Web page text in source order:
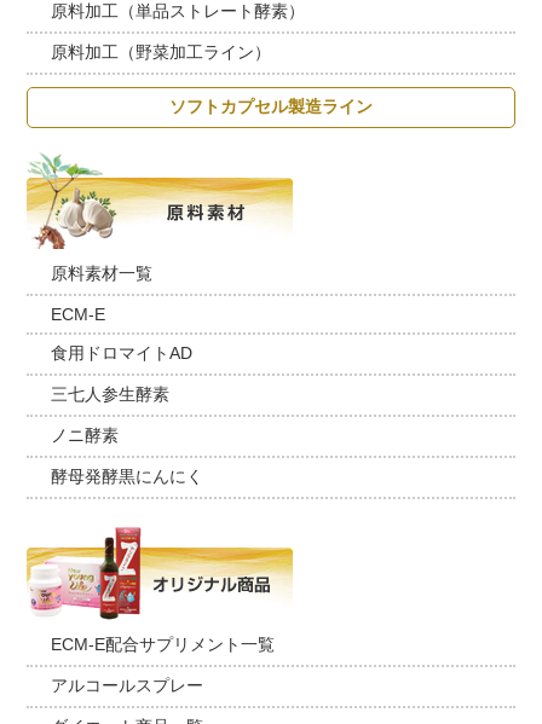
原料加工（単品ストレート酵素）
原料加工（野菜加工ライン）
ソフトカプセル製造ライン
原料素材一覧
ECM-E
食用ドロマイトAD
三七人参生酵素
ノニ酵素
酵母発酵黒にんにく
ECM-E配合サプリメント一覧
アルコールスプレー